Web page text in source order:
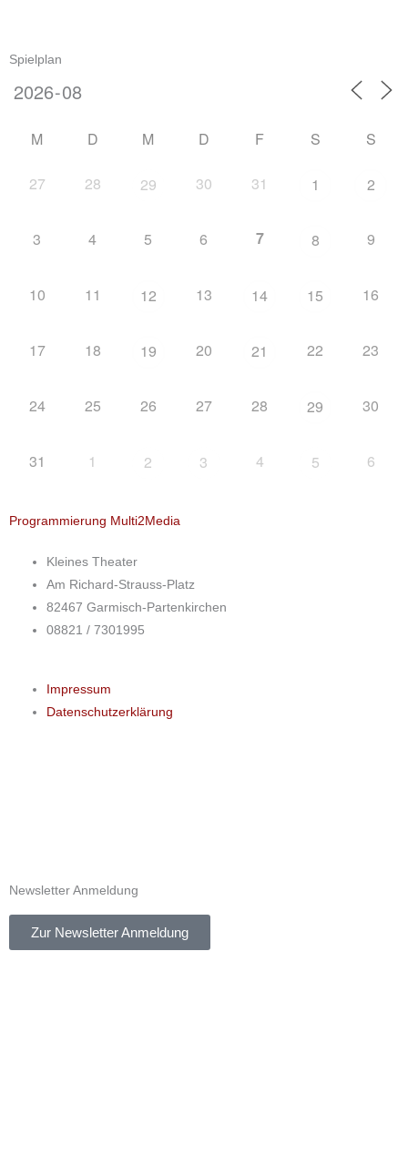
Spielplan
M D M D F S S
27 28 29 30 31 1 2
3 4 5 6 7 8 9
10 11 12 13 14 15 16
17 18 19 20 21 22 23
24 25 26 27 28 29 30
31 1 2 3 4 5 6
Programmierung Multi2Media
Kleines Theater
Am Richard-Strauss-Platz
82467 Garmisch-Partenkirchen
08821 / 7301995
Impressum
Datenschutzerklärung
Newsletter Anmeldung
Zur Newsletter Anmeldung